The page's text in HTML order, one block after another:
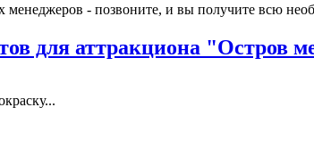
менеджеров - позвоните, и вы получите всю
для аттракциона "Остров